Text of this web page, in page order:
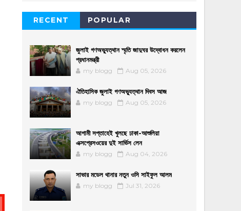
RECENT POPULAR
জুলাই গণঅভ্যুত্থান স্মৃতি জাদুঘর উদ্বোধন করলেন
প্রধানমন্ত্রী
my blogg Aug 05, 2026
ঐতিহাসিক জুলাই গণঅভ্যুত্থান দিবস আজ
my blogg Aug 05, 2026
আগামী সপ্তাহেই খুলছে ঢাকা-আশুলিয়া
এক্সপ্রেসওয়ের দুই সার্ভিস লেন
my blogg Aug 04, 2026
সাভার মডেল থানার নতুন ওসি সাইফুল আলম
my blogg Jul 31, 2026